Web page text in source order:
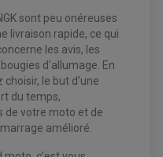
QUAD / SSV
/ SSV
/ SSV
sont peu onéreuses
livraison rapide, ce qui
les avis, les
d'allumage. En
le but d'une
du temps,
de votre moto et de
amélioré.